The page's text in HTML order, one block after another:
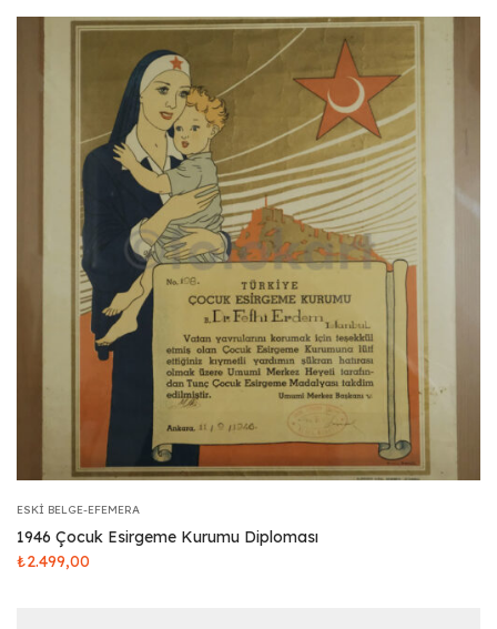
ESKI BELGE-EFEMERA
1946 Çocuk Esirgeme Kurumu Diploması
₺2.499,00